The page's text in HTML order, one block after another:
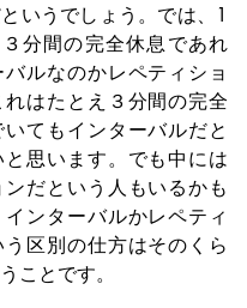
いうでしょう。では、1
分間の完全休息であれ
ルなのかレペティショ
れはたとえ３分間の完全
てもインターバルだと
思います。でも中には
だという人もいるかも
インターバルかレペティ
区別の仕方はそのくら
ことです。